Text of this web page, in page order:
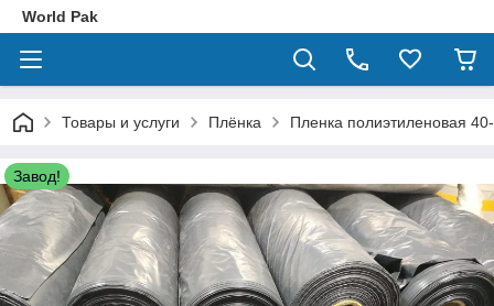
World Pak
Товары и услуги Плёнка Пленка полиэтиленовая
Завод!